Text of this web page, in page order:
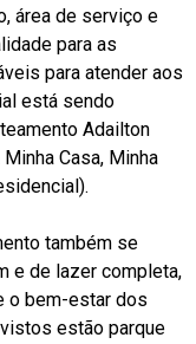
área de serviço e
para as
para atender aos
está sendo
Adailton
Casa, Minha
também se
e de lazer completa,
o bem-estar dos
estão parque